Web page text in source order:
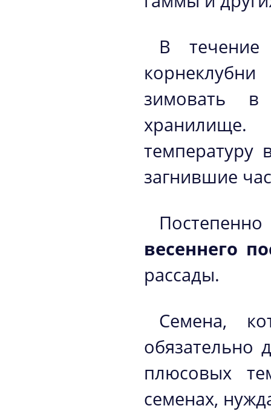
В течение
зимовать
хранилище.
температуру
загнившие
весеннего
рассады.
Семена,
обязательно
плюсовых
семенах,